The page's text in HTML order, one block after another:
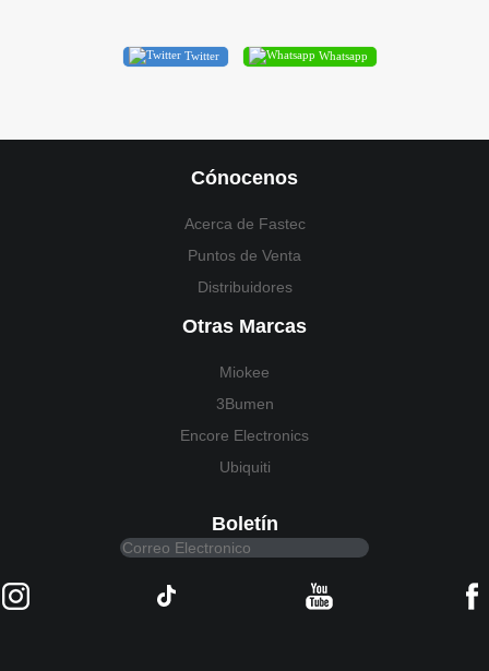
Twitter Whatsapp
Cónocenos
Acerca de Fastec
Puntos de Venta
Distribuidores
Otras Marcas
Miokee
3Bumen
Encore Electronics
Ubiquiti
Boletín